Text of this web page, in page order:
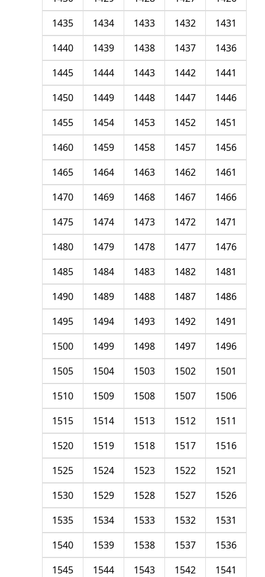
1431
1432
1433
1434
1435
1436
1437
1438
1439
1440
1441
1442
1443
1444
1445
1446
1447
1448
1449
1450
1451
1452
1453
1454
1455
1456
1457
1458
1459
1460
1461
1462
1463
1464
1465
1466
1467
1468
1469
1470
1471
1472
1473
1474
1475
1476
1477
1478
1479
1480
1481
1482
1483
1484
1485
1486
1487
1488
1489
1490
1491
1492
1493
1494
1495
1496
1497
1498
1499
1500
1501
1502
1503
1504
1505
1506
1507
1508
1509
1510
1511
1512
1513
1514
1515
1516
1517
1518
1519
1520
1521
1522
1523
1524
1525
1526
1527
1528
1529
1530
1531
1532
1533
1534
1535
1536
1537
1538
1539
1540
1541
1542
1543
1544
1545